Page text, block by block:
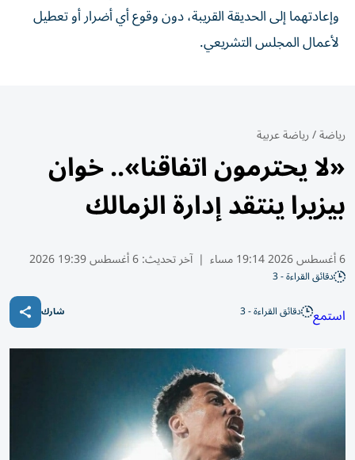
وإعادتهما إلى الحديقة القريبة، دون وقوع أي أضرار أو تعطيل
لأعمال المجلس التشريعي.
رياضة/رياضة عربية
«لا يحترمون اتفاقنا».. خوان
بيزيرا ينتقد إدارة الزمالك
6 أغسطس 2026 19:14 مساء | آخر تحديث:6 أغسطس 19:39 2026
دقائق القراءة - 3
استمع دقائق القراءة - 3 شارك